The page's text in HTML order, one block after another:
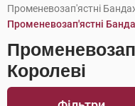
Променевозап'ястні
Променевозап'ястні
Королеві